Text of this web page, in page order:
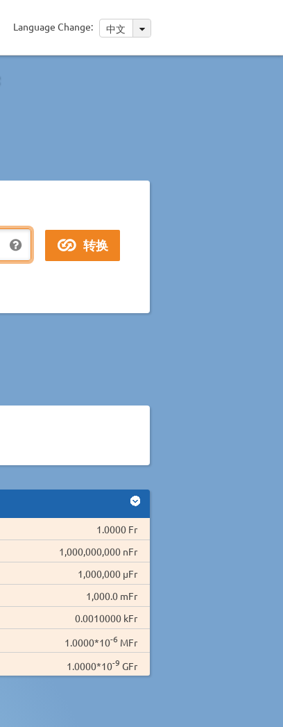
Language Change: 中文
1.0000 Fr
1,000,000,000 nFr
1,000,000 µFr
1,000.0 mFr
0.0010000 kFr
1.0000*10-6 MFr
1.0000*10-9 GFr